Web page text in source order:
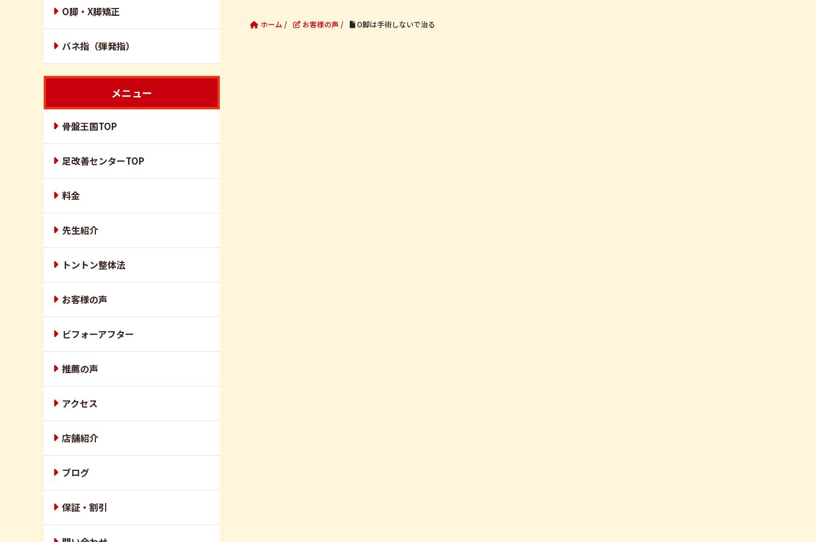
ホーム/ お客様の声 / O脚は手術しないで治る
O脚・X脚矯正
バネ指（弾発指）
メニュー
骨盤王国TOP
足改善センターTOP
料金
先生紹介
トントン整体法
お客様の声
ビフォーアフター
推薦の声
アクセス
店舗紹介
ブログ
保証・割引